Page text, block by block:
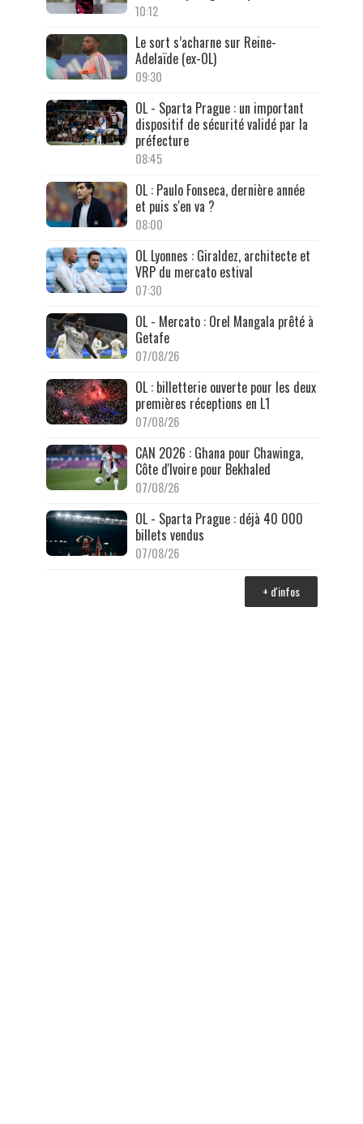
10:12
Le sort s’acharne sur Reine-
Adelaïde (ex-OL)
09:30
OL - Sparta Prague : un important
dispositif de sécurité validé par la
préfecture
08:45
OL : Paulo Fonseca, dernière année
et puis s'en va ?
08:00
OL Lyonnes : Giraldez, architecte et
VRP du mercato estival
07:30
OL - Mercato : Orel Mangala prêté à
Getafe
07/08/26
OL : billetterie ouverte pour les deux
premières réceptions en L1
07/08/26
CAN 2026 : Ghana pour Chawinga,
Côte d'Ivoire pour Bekhaled
07/08/26
OL - Sparta Prague : déjà 40 000
billets vendus
07/08/26
+ d'infos